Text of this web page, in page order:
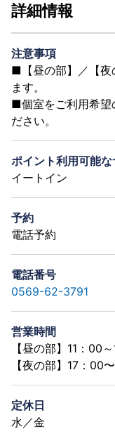
詳細情報
注意事項
■【昼の部】／【夜
ます。
■個室をご利用希望
ださい。
ポイント利用可能な
イートイン
予約
電話予約
電話番号
0569-62-3791
営業時間
【昼の部】11：00
【夜の部】17：00
定休日
水／金